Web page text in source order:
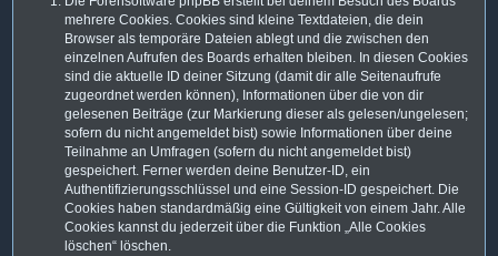
mehrere Cookies. Cookies sind kleine Textdateien, die dein
Browser als temporäre Dateien ablegt und die zwischen den
einzelnen Aufrufen des Boards erhalten bleiben. In diesen Cookies
sind die aktuelle ID deiner Sitzung (damit dir alle Seitenaufrufe
zugeordnet werden können), Informationen über die von dir
gelesenen Beiträge (zur Markierung dieser als gelesen/ungelesen;
sofern du nicht angemeldet bist) sowie Informationen über deine
Teilnahme an Umfragen (sofern du nicht angemeldet bist)
gespeichert. Ferner werden deine Benutzer-ID, ein
Authentifizierungsschlüssel und eine Session-ID gespeichert. Die
Cookies haben standardmäßig eine Gültigkeit von einem Jahr. Alle
Cookies kannst du jederzeit über die Funktion „Alle Cookies
löschen“ löschen.